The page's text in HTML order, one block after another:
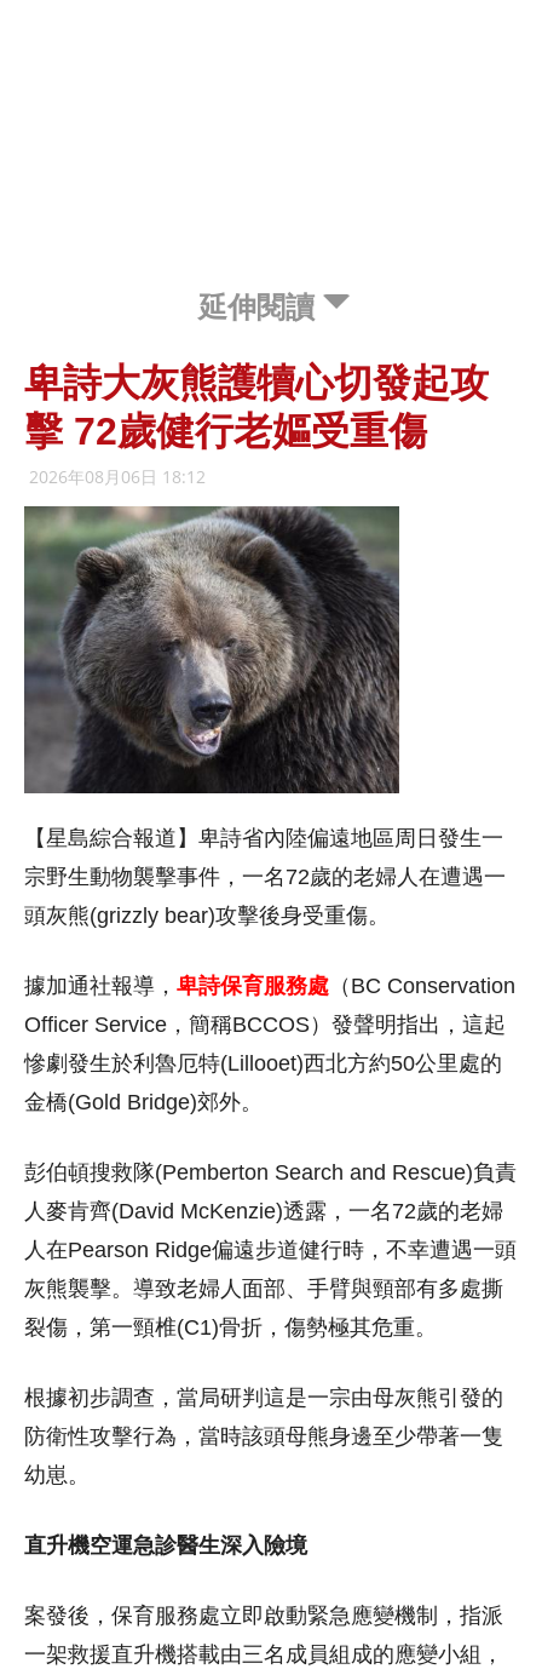
延伸閱讀
卑詩大灰熊護犢心切發起攻
擊 72歲健行老嫗受重傷
2026年08月06日 18:12
【星島綜合報道】卑詩省內陸偏遠地區周日發生一
宗野生動物襲擊事件，一名72歲的老婦人在遭遇一
頭灰熊(grizzly bear)攻擊後身受重傷。
據加通社報導， 卑詩保育服務處 （BC Conservation
Officer Service，簡稱BCCOS）發聲明指出，這起
慘劇發生於利魯厄特(Lillooet)西北方約50公里處的
金橋(Gold Bridge)郊外。
彭伯頓搜救隊(Pemberton Search and Rescue)負責
人麥肯齊(David McKenzie)透露，一名72歲的老婦
人在Pearson Ridge偏遠步道健行時，不幸遭遇一頭
灰熊襲擊。導致老婦人面部、手臂與頸部有多處撕
裂傷，第一頸椎(C1)骨折，傷勢極其危重。
根據初步調查，當局研判這是一宗由母灰熊引發的
防衛性攻擊行為，當時該頭母熊身邊至少帶著一隻
幼崽。
直升機空運急診醫生深入險境
案發後，保育服務處立即啟動緊急應變機制，指派
一架救援直升機搭載由三名成員組成的應變小組，